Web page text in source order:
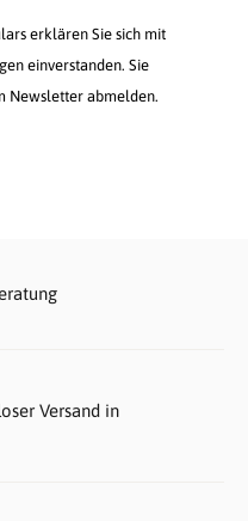
erklären Sie sich mit
einverstanden. Sie
Newsletter abmelden.
Versand in